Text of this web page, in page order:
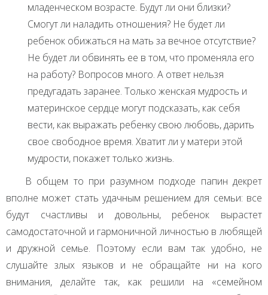
младенческом возрасте. Будут ли они близки?
Смогут ли наладить отношения? Не будет ли
ребенок обижаться на мать за вечное отсутствие?
Не будет ли обвинять ее в том, что променяла его
на работу? Вопросов много. А ответ нельзя
предугадать заранее. Только женская мудрость и
материнское сердце могут подсказать, как себя
вести, как выражать ребенку свою любовь, дарить
свое свободное время. Хватит ли у матери этой
мудрости, покажет только жизнь.
В общем то при разумном подходе папин декрет
вполне может стать удачным решением для семьи: все
будут счастливы и довольны, ребенок вырастет
самодостаточной и гармоничной личностью в любящей
и дружной семье. Поэтому если вам так удобно, не
слушайте злых языков и не обращайте ни на кого
внимания, делайте так, как решили на «семейном